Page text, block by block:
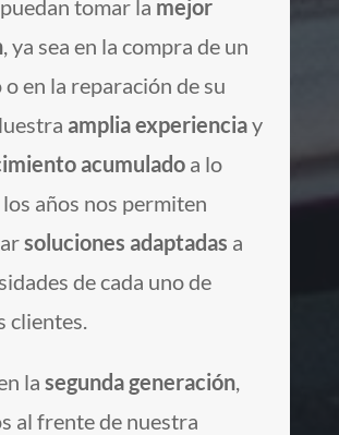
tomar la mejor
, ya sea en la compra de un
en la reparación de su
amplia experienciay
acumulado a lo
años nos permiten
soluciones adaptadas a
de cada uno de
clientes.
lasegunda generación
al frente de nuestra